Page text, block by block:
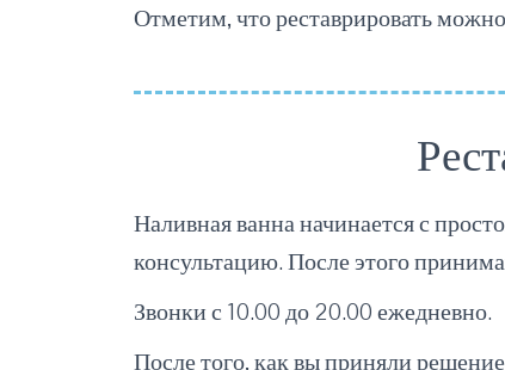
Отметим, что реставрировать
Наливная ванна начинается с
консультацию. После этого
Звонки с 10.00 до 20.00 ежедневно.
После того, как вы приняли